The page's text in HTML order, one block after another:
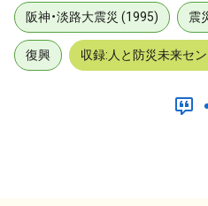
阪神・淡路大震災 (1995) 震
復興 収録:人と防災未来セ